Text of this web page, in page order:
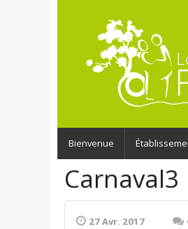
Bienvenue
Carnaval3
27 Avr. 2017